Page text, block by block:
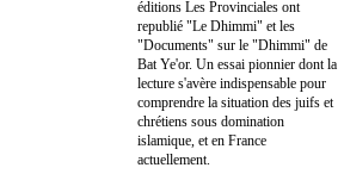
éditions Les Provinciales ont
republié "Le Dhimmi" et les
"Documents" sur le "Dhimmi" de
Bat Ye'or. Un essai pionnier dont la
lecture s'avère indispensable pour
comprendre la situation des juifs et
chrétiens sous domination
islamique, et en France
actuellement.